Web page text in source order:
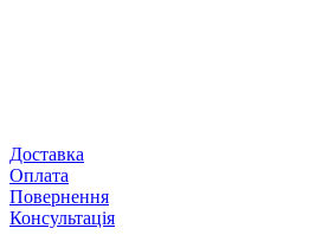
Доставка
Оплата
Повернення
Консультація